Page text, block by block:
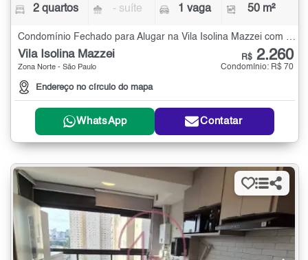
2 quartos - suíte 1 vaga 50 m²
Vila Isolina Mazzei
Zona Norte - São Paulo
Endereço no círculo do mapa
R$ 2.260
Condomínio: R$ 70
WhatsApp Contatar